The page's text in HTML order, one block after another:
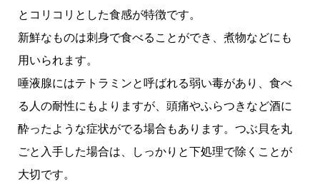
とコリコリとした食感が特徴です。
新鮮なものは刺身で食べることができ、煮物などにも
用いられます。
唾液腺にはテトラミンと呼ばれる弱い毒があり、食べ
る人の耐性にもよりますが、頭痛やふらつきなど酒に
酔ったような症状がでる場合もあります。つぶ貝を丸
ごと入手した場合は、しっかりと下処理で除くことが
大切です。